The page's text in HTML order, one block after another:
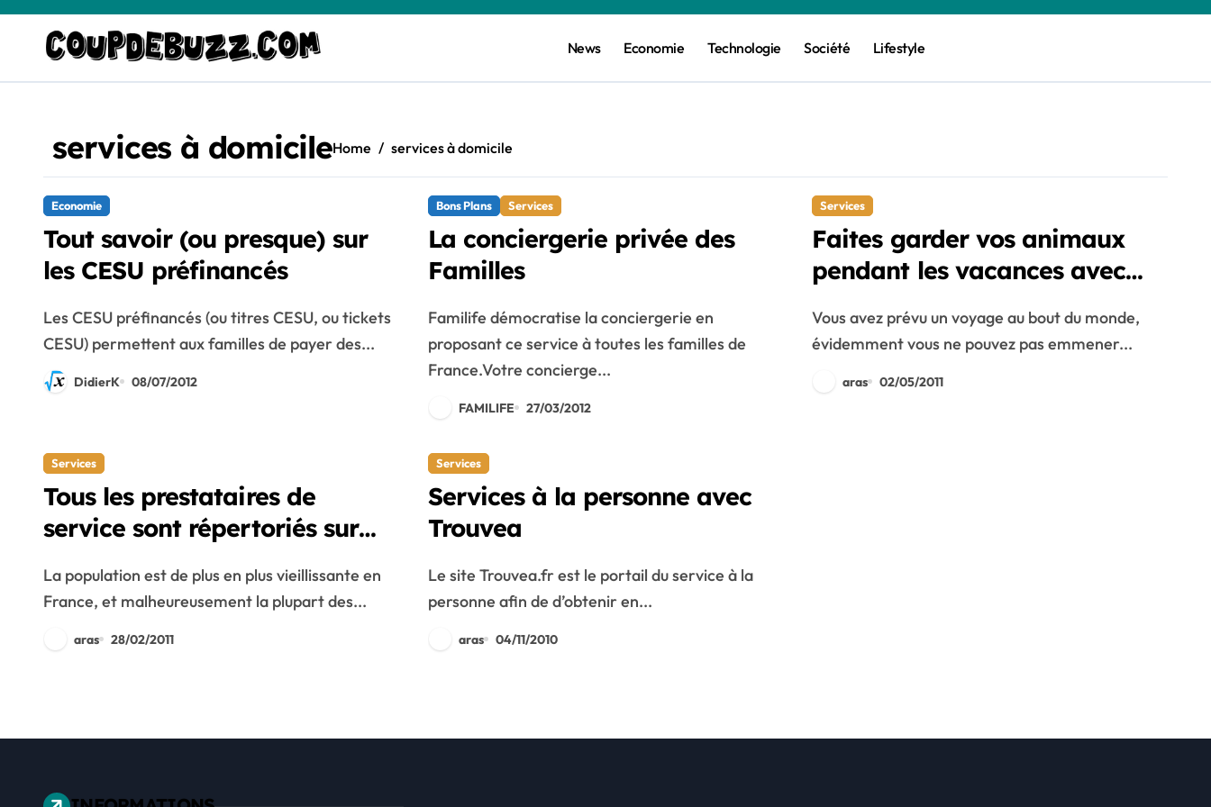
content
News Economie Technologie Société Lifestyle
services à domicileHome services à domicile
Economie
Tout savoir (ou presque) sur
les CESU préfinancés
Les CESU préfinancés (ou titres CESU, ou tickets
CESU) permettent aux familles de payer des...
DidierK 08/07/2012
Bons Plans Services
La conciergerie privée des
Familles
Familife démocratise la conciergerie en
proposant ce service à toutes les familles de
France.Votre concierge...
FAMILIFE 27/03/2012
Services
Faites garder vos animaux
pendant les vacances avec
Vous avez prévu un voyage au bout du monde,
évidemment vous ne pouvez pas emmener...
aras 02/05/2011
Services
Tous les prestataires de
service sont répertoriés sur
La population est de plus en plus vieillissante en
France, et malheureusement la plupart des...
aras 28/02/2011
Services
Services à la personne avec
Trouvea
Le site Trouvea.fr est le portail du service à la
personne afin de d’obtenir en...
aras 04/11/2010